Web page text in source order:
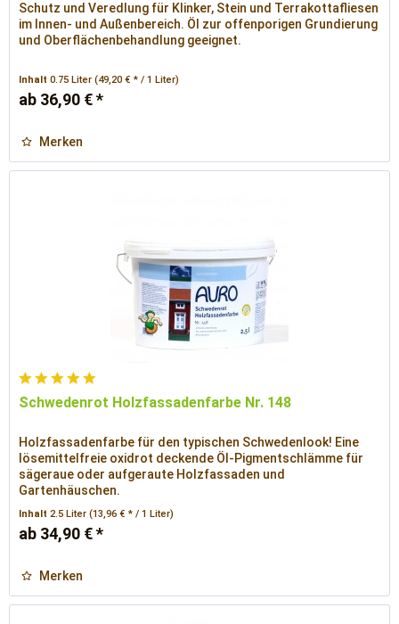
Schutz und Veredlung für Klinker, Stein und Terrakottafliesen
im Innen- und Außenbereich. Öl zur offenporigen Grundierung
und Oberflächenbehandlung geeignet.
Inhalt0.75 Liter(49,20 € * / 1 Liter)
ab 36,90 € *
Merken
Schwedenrot Holzfassadenfarbe Nr. 148
Holzfassadenfarbe für den typischen Schwedenlook! Eine
lösemittelfreie oxidrot deckende Öl-Pigmentschlämme für
sägeraue oder aufgeraute Holzfassaden und
Gartenhäuschen.
Inhalt2.5 Liter(13,96 € * / 1 Liter)
ab 34,90 € *
Merken